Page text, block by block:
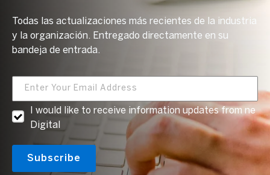
Todas las actualizaciones más recientes de la industria
y la organización. Entregado directamente en su
bandeja de entrada.
I would like to receive information updates from ne
Digital